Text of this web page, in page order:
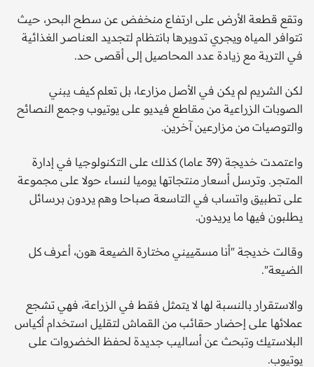
وتقع قطعة الأرض على ارتفاع منخفض عن سطح البحر، حيث
تتوافر المياه ويجري تدويرها بانتظام لتجديد العناصر الغذائية
في التربة مع زيادة عدد المحاصيل إلى أقصى حد.
لكن الشريم لم يكن في الأصل مزارعا، بل تعلم كيف يبني
الصوبات الزراعية من مقاطع فيديو على يوتيوب وجمع النصائح
والتوصيات من مزارعين آخرين.
واعتمدت خديجة (39 عاما) كذلك على التكنولوجيا في إدارة
المتجر. وترسل أسعار منتجاتها يوميا لنساء حولا على مجموعة
على تطبيق واتساب في التاسعة صباحا وهم يردون برسائل
يطلبون فيها ما يريدون.
وقالت خديجة "أنا مسمّييني مختارة الضيعة هون، أعرف كل
الضيعة".
والاستقرار بالنسبة لها لا يتمثل فقط في الزراعة، فهي تشجع
عملائها على إحضار حقائب من القماش لتقليل استخدام أكياس
البلاستيك وتبحث عن أساليب جديدة لحفظ الخضروات على
يوتيوب.